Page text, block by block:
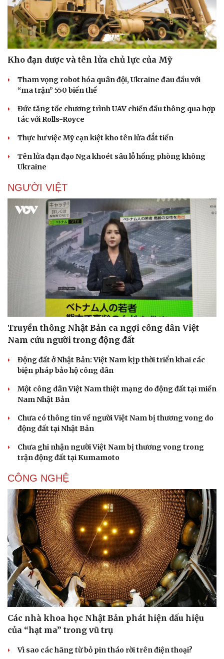
Thông tin doanh nghiệp
Doanh nghiệp 24h
Doanh nhân
Vì cộng đồng
Sành điệu
Tin Công nghệ
Trải nghiệm
Chuyển đổi số
Kho đạn dược và tên lửa chủ lực của Mỹ
Tham vọng robot hóa quân đội, Ukraine đau đầu với
“ma trận” 550 biến thể
Đức tăng tốc chương trình UAV chiến đấu thông qua hợp
tác với Rolls-Royce
Thực hư việc Mỹ cạn kiệt kho tên lửa đắt tiền
Tên lửa đạn đạo Nga khoét sâu lỗ hổng phòng không
Ukraine
NGƯỜI VIỆT
Truyền thông Nhật Bản ca ngợi công dân Việt
Nam cứu người trong động đất
Động đất ở Nhật Bản: Việt Nam kịp thời triển khai các
biện pháp bảo hộ công dân
Một công dân Việt Nam thiệt mạng do động đất tại miền
Nam Nhật Bản
Chưa có thông tin về người Việt Nam bị thương vong do
động đất tại Nhật Bản
Chưa ghi nhận người Việt Nam bị thương vong trong
trận động đất tại Kumamoto
CÔNG NGHỆ
Các nhà khoa học Nhật Bản phát hiện dấu hiệu
của “hạt ma” trong vũ trụ
Vì sao các hãng từ bỏ pin tháo rời trên điện thoại?